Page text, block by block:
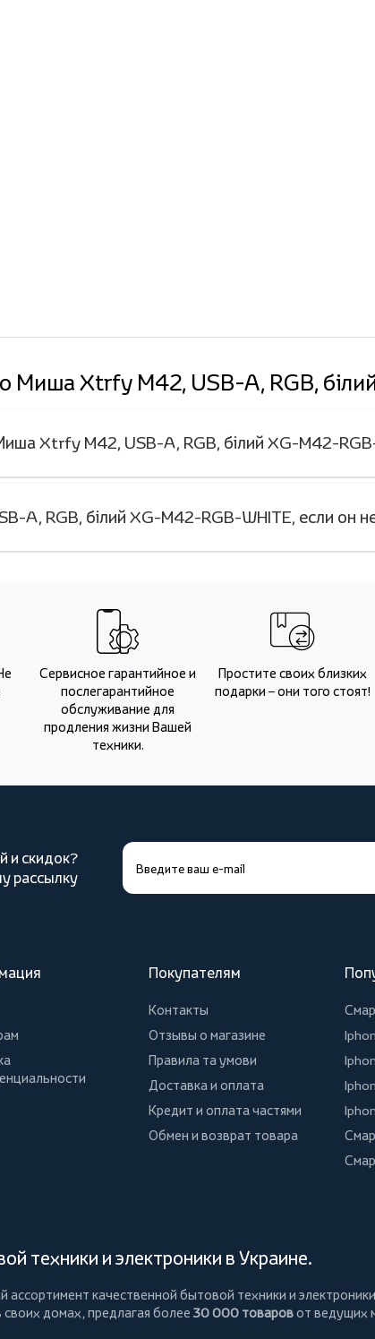
Миша Xtrfy M42, USB-A, RGB,
Xtrfy M42, USB-A, RGB, білий XG-M42-
A, RGB, білий XG-M42-RGB-WHITE, если он
Сервисное гарантийное и
послегарантийное
обслуживание для
продления жизни Вашей
техники.
Простите своих близких
подарки – они того стоят!
и скидок?
рассылку
Покупателям
Контакты
Отзывы о магазине
Правила та умови
Доставка и оплата
Кредит и оплата частями
Обмен и возврат товара
техники и электроники в Украине.
ассортимент качественной бытовой техники и
домах, предлагая более 30 000 товаровот ведущих